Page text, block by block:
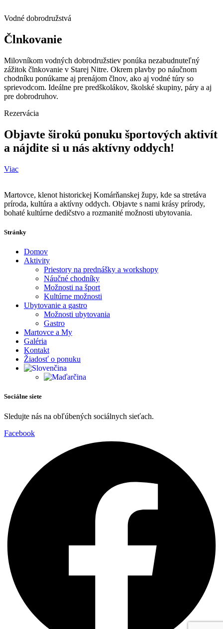
Vodné dobrodružstvá
Člnkovanie
Milovníkom vodných dobrodružstiev ponúka nezabudnuteľný
zážitok člnkovanie v Starej Nitre. Okrem plavby po náučnom
chodníku ponúkame aj prenájom člnov, ako aj vodné túry so
sprievodcom. Ideálne pre predškolákov, školské skupiny, páry a aj
pre dobrodruhov.
Rezervácia
Objavte širokú ponuku športových aktivít
a nájdite si u nás aktívny oddych!
Viac
Martovce, klenot historickej Komárňanskej župy, kde sa stretáva
príroda, kultúra a aktívny oddych. Objavte s nami krásy prírody,
bohaté kultúrne dedičstvo a rozmanité možnosti ubytovania.
Stránky
Domov
Aktivity
Priestory na prednášky a workshopy
Náučné chodníky
Možnosti na šport
Kultúrne možnosti
Ubytovanie a gastro
Možnosti ubytovania
Gastro
Martovce a My
Galéria
Kontakt
Žiadosť o ponuku
Sociálne siete
Sledujte nás na obľúbených sociálnych sieťach.
Facebook